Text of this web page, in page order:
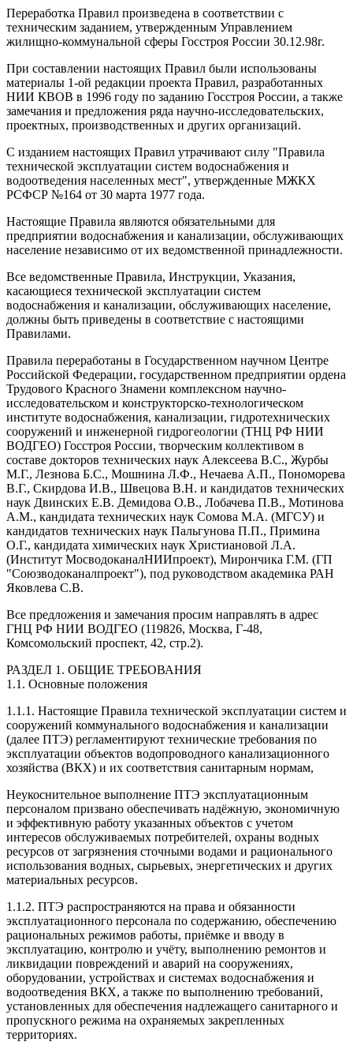
Переработка Правил произведена в соответствии с
техническим заданием, утвержденным Управлением
жилищно-коммунальной сферы Госстроя России 30.12.98г.
При составлении настоящих Правил были использованы
материалы 1-ой редакции проекта Правил, разработанных
НИИ КВОВ в 1996 году по заданию Госстроя России, а также
замечания и предложения ряда научно-исследовательских,
проектных, производственных и других организаций.
С изданием настоящих Правил утрачивают силу "Правила
технической эксплуатации систем водоснабжения и
водоотведения населенных мест", утвержденные МЖКХ
РСФСР №164 от 30 марта 1977 года.
Настоящие Правила являются обязательными для
предприятии водоснабжения и канализации, обслуживающих
население независимо от их ведомственной принадлежности.
Все ведомственные Правила, Инструкции, Указания,
касающиеся технической эксплуатации систем
водоснабжения и канализации, обслуживающих население,
должны быть приведены в соответствие с настоящими
Правилами.
Правила переработаны в Государственном научном Центре
Российской Федерации, государственном предприятии ордена
Трудового Красного Знамени комплексном научно-
исследовательском и конструкторско-технологическом
институте водоснабжения, канализации, гидротехнических
сооружений и инженерной гидрогеологии (ТНЦ РФ НИИ
ВОДГЕО) Госстроя России, творческим коллективом в
составе докторов технических наук Алексеева В.С., Журбы
М.Г., Лезнова Б.С., Мошнина Л.Ф., Нечаева А.П., Пономорева
В.Г., Скирдова И.В., Швецова В.Н. и кандидатов технических
наук Двинских Е.В. Демидова О.В., Лобачева П.В., Мотинова
А.М., кандидата технических наук Сомова М.А. (МГСУ) и
кандидатов технических наук Пальгунова П.П., Примина
О.Г., кандидата химических наук Христиановой Л.А.
(Институт МосводоканалНИИпроект), Мирончика Г.М. (ГП
"Союзводоканалпроект"), под руководством академика РАН
Яковлева С.В.
Все предложения и замечания просим направлять в адрес
ГНЦ РФ НИИ ВОДГЕО (119826, Москва, Г-48,
Комсомольский проспект, 42, стр.2).
РАЗДЕЛ 1. ОБЩИЕ ТРЕБОВАНИЯ
1.1. Основные положения
1.1.1. Настоящие Правила технической эксплуатации систем и
сооружений коммунального водоснабжения и канализации
(далее ПТЭ) регламентируют технические требования по
эксплуатации объектов водопроводного канализационного
хозяйства (ВКХ) и их соответствия санитарным нормам,
Неукоснительное выполнение ПТЭ эксплуатационным
персоналом призвано обеспечивать надёжную, экономичную
и эффективную работу указанных объектов с учетом
интересов обслуживаемых потребителей, охраны водных
ресурсов от загрязнения сточными водами и рационального
использования водных, сырьевых, энергетических и других
материальных ресурсов.
1.1.2. ПТЭ распространяются на права и обязанности
эксплуатационного персонала по содержанию, обеспечению
рациональных режимов работы, приёмке и вводу в
эксплуатацию, контролю и учёту, выполнению ремонтов и
ликвидации повреждений и аварий на сооружениях,
оборудовании, устройствах и системах водоснабжения и
водоотведения ВКХ, а также по выполнению требований,
установленных для обеспечения надлежащего санитарного и
пропускного режима на охраняемых закрепленных
территориях.